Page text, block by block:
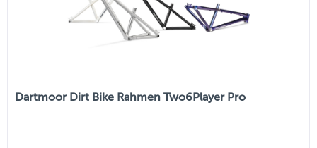
Dartmoor Dirt Bike Rahmen Two6Player Pro